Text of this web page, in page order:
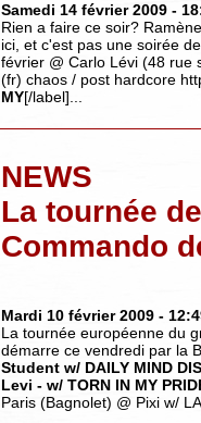
Samedi 14 février 2009 -
Rien a faire ce soir?
ici, et c'est pas une soirée
février @ Carlo Lévi (48 rue
(fr) chaos / post hardcore
MY[/label]...
NEWS
La tournée
Commando
Mardi 10 février 2009 -
La tournée européenne du
démarre ce vendredi par la
Student w/ DAILY MIND
Levi - w/ TORN IN MY
Paris (Bagnolet) @ Pixi w/